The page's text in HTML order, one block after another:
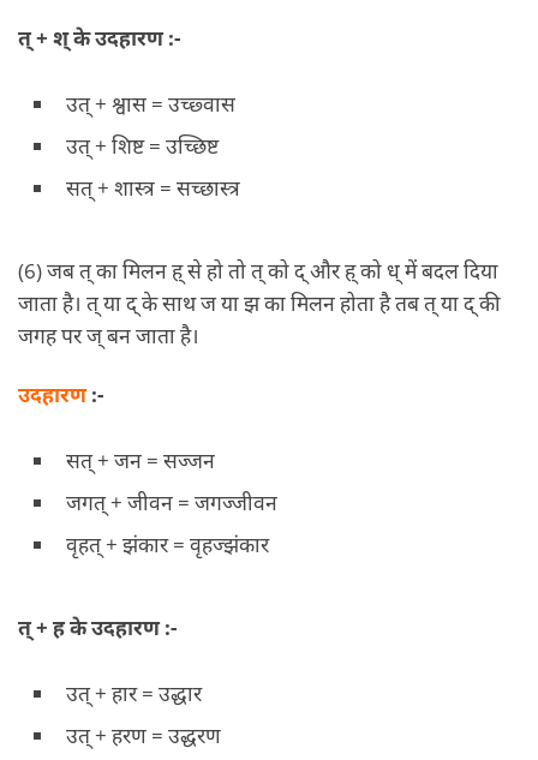
त् + श् के उदहारण :-
उत् + श्वास = उच्छ्वास
उत् + शिष्ट = उच्छिष्ट
सत् + शास्त्र = सच्छास्त्र
(6) जब त् का मिलन ह् से हो तो त् को द् और ह् को ध् में बदल दिया
जाता है। त् या द् के साथ ज या झ का मिलन होता है तब त् या द् की
जगह पर ज् बन जाता है।
उदहारण:-
सत् + जन = सज्जन
जगत् + जीवन = जगज्जीवन
वृहत् + झंकार = वृहज्झंकार
त् + ह के उदहारण :-
उत् + हार = उद्धार
उत् + हरण = उद्धरण